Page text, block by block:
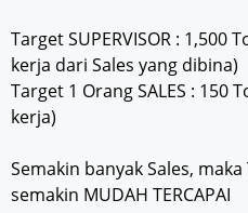
Target SUPERVISOR : 1,500
kerja dari Sales yang dibina)
Target 1 Orang SALES : 150
kerja)
Semakin banyak Sales, maka
semakin MUDAH TERCAPAI